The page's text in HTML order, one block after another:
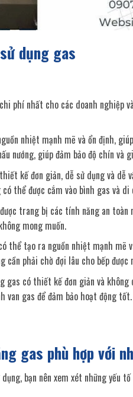
dụng gas
nhất cho các doanh nghiệp
nhiệt mạnh mẽ và ổn định,
nướng, giúp đảm bảo độ chín và
kế đơn giản, dễ sử dụng và dễ
thể được cắm vào bình gas và
trang bị các tính năng an
mong muốn.
thể tạo ra nguồn nhiệt mạnh mẽ
phải chờ đợi lâu cho bếp được
gas có thiết kế đơn giản và
van gas để đảm bảo hoạt động tốt.
gas phù hợp với
bạn nên xem xét những yếu tố